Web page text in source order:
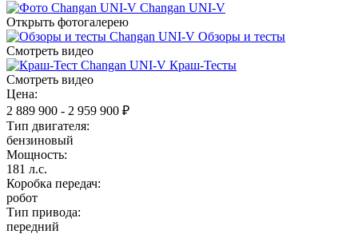
Changan UNI-V
Открыть фотогалерею
Обзоры и тесты
Смотреть видео
Краш-Тесты
Смотреть видео
Цена:
2 889 900 - 2 959 900 ₽
Тип двигателя:
бензиновый
Мощность:
181 л.c.
Коробка передач:
робот
Тип привода:
передний